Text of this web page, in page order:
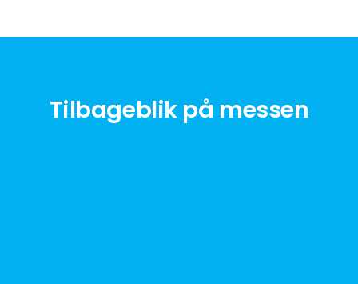
Tilbageblik på messen